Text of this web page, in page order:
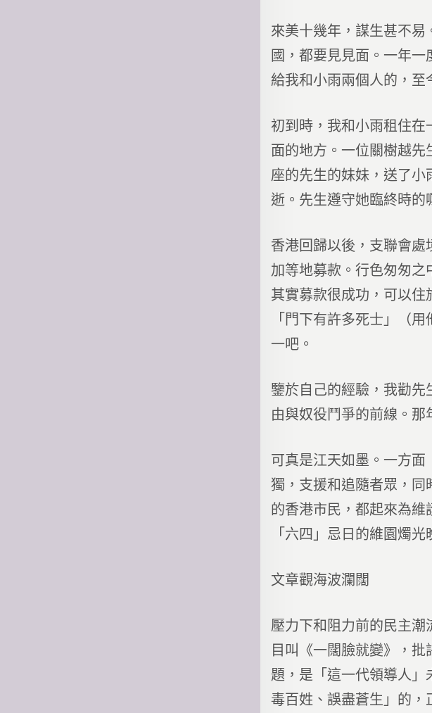
來美十幾年，謀生甚不
國，都要見見面。一年
給我和小雨兩個人的，至
初到時，我和小雨租住
面的地方。一位關樹越
座的先生的妹妹，送了
逝。先生遵守她臨終時的
香港回歸以後，支聯會
加等地募款。行色匆匆之
其實募款很成功，可以
「門下有許多死士」（
一吧。
鑒於自己的經驗，我勸先
由與奴役鬥爭的前線。那
可真是江天如墨。一方
獨，支援和追隨者眾，同
的香港市民，都起來為
「六四」忌日的維園燭光
文章觀海波瀾闊
壓力下和阻力前的民主
目叫《一闊臉就變》，
題，是「這一代領導人
毒百姓、誤盡蒼生」的，